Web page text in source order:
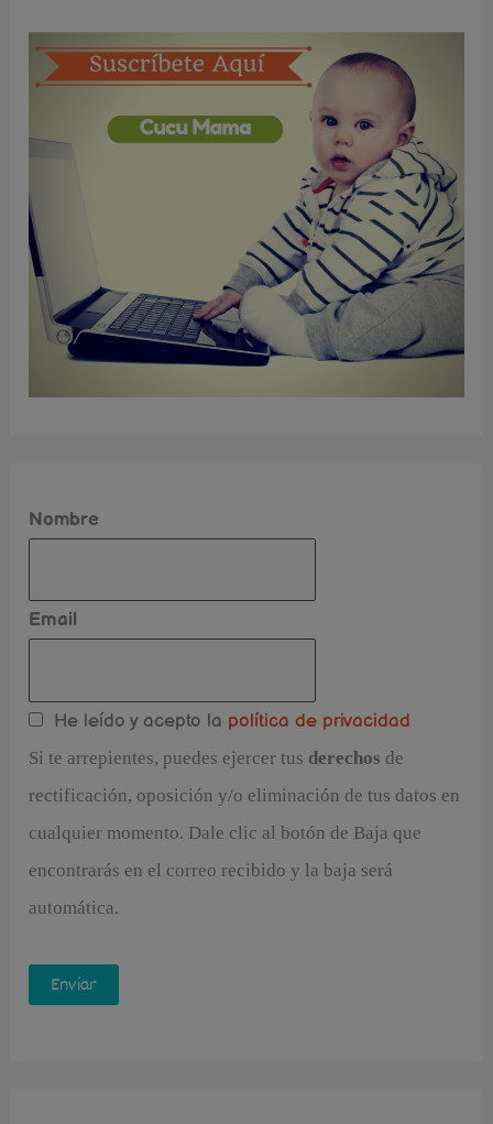
Nombre
Email
He leído y acepto la política de privacidad
Si te arrepientes, puedes ejercer tus derechos de
rectificación, oposición y/o eliminación de tus datos en
cualquier momento. Dale clic al botón de Baja que
encontrarás en el correo recibido y la baja será
automática.